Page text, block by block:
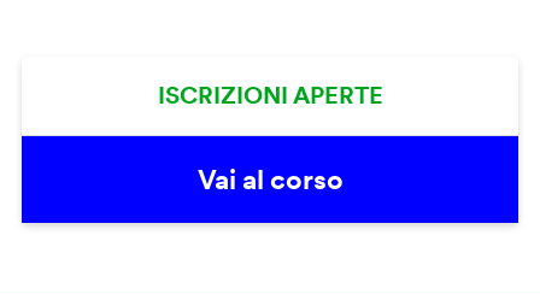
ISCRIZIONI APERTE
Vai al corso